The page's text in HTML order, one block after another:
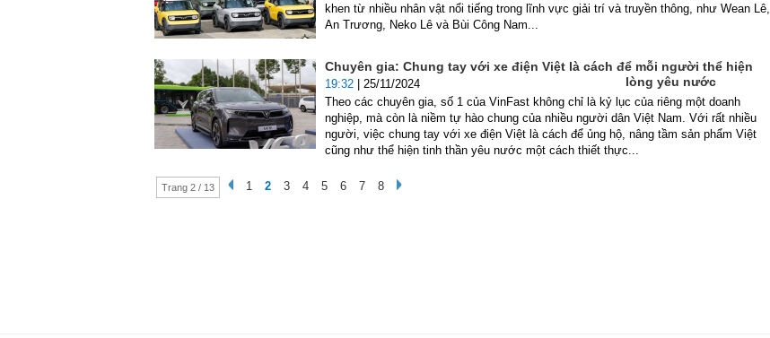
khen từ nhiều nhân vật nổi tiếng trong lĩnh vực giải trí và truyền thông, như Wean Lê,
An Trương, Neko Lê và Bùi Công Nam...
Chuyên gia: Chung tay với xe điện Việt là cách để mỗi người thể hiện
lòng yêu nước
19:32 | 25/11/2024
Theo các chuyên gia, số 1 của VinFast không chỉ là kỷ lục của riêng một doanh
nghiệp, mà còn là niềm tự hào chung của nhiều người dân Việt Nam. Với rất nhiều
người, việc chung tay với xe điện Việt là cách để ủng hộ, nâng tầm sản phẩm Việt
cũng như thể hiện tinh thần yêu nước một cách thiết thực...
Trang 2 / 13 1 2 3 4 5 6 7 8